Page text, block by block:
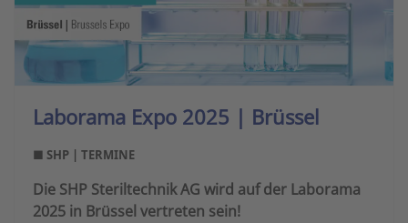
Laborama Expo 2025 | Brüssel
■ SHP | TERMINE
Die SHP Steriltechnik AG wird auf der Laborama
2025 in Brüssel vertreten sein!